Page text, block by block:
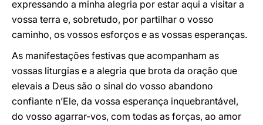
expressando a minha alegria por estar aqui a visitar a
vossa terra e, sobretudo, por partilhar o vosso
caminho, os vossos esforços e as vossas esperanças.
As manifestações festivas que acompanham as
vossas liturgias e a alegria que brota da oração que
elevais a Deus são o sinal do vosso abandono
confiante n’Ele, da vossa esperança inquebrantável,
do vosso agarrar-vos, com todas as forças, ao amor